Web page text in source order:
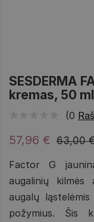
SESDERMA
kremas, 50 ml
(0
63,00
57,96 €
Factor G
augalinių kilmės
augalų
požymius. Šis